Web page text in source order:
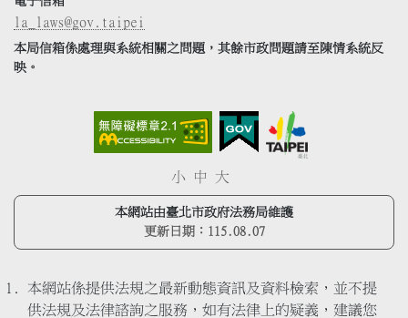
la_laws@gov.taipei
本局信箱係處理與系統相關之問題，其餘市政問題請至陳情系統反
映。
小 中 大
本網站由臺北市政府法務局維護
更新日期： 115.08.07
本網站係提供法規之最新動態資訊及資料檢索，並不提
供法規及法律諮詢之服務，如有法律上的疑義，建議您